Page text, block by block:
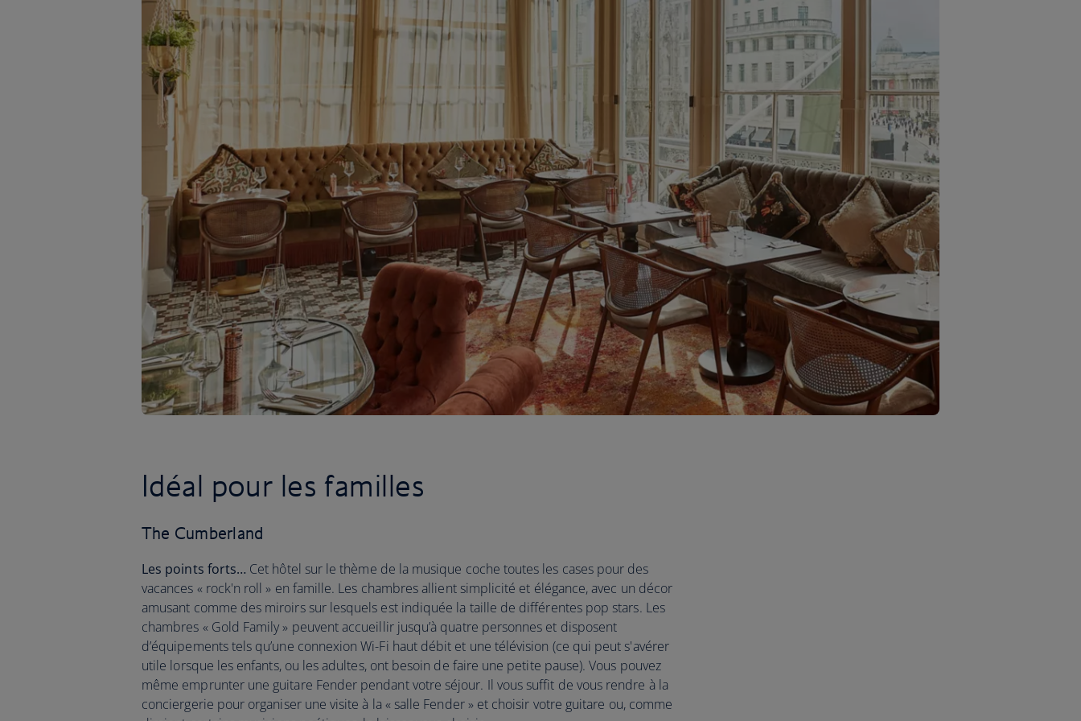
Idéal pour les familles
The Cumberland
Les points forts… Cet hôtel sur le thème de la musique coche toutes les cases pour des
vacances « rock'n roll » en famille. Les chambres allient simplicité et élégance, avec un décor
amusant comme des miroirs sur lesquels est indiquée la taille de différentes pop stars. Les
chambres « Gold Family » peuvent accueillir jusqu’à quatre personnes et disposent
d’équipements tels qu’une connexion Wi-Fi haut débit et une télévision (ce qui peut s'avérer
utile lorsque les enfants, ou les adultes, ont besoin de faire une petite pause). Vous pouvez
même emprunter une guitare Fender pendant votre séjour. Il vous suffit de vous rendre à la
conciergerie pour organiser une visite à la « salle Fender » et choisir votre guitare ou, comme